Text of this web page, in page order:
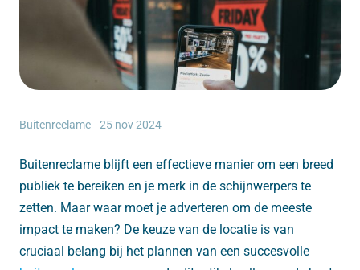
Buitenreclame 25 nov 2024
Buitenreclame blijft een effectieve manier om een breed
publiek te bereiken en je merk in de schijnwerpers te
zetten. Maar waar moet je adverteren om de meeste
impact te maken? De keuze van de locatie is van
cruciaal belang bij het plannen van een succesvolle